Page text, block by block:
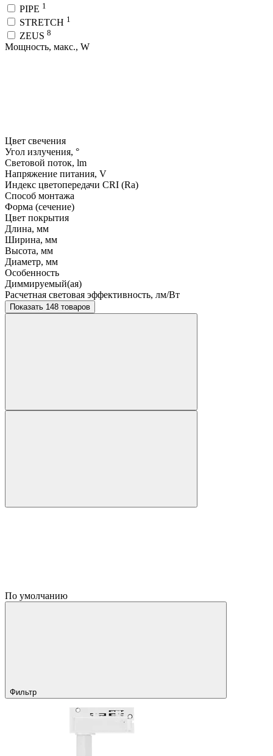
PIPE 1
STRETCH 1
ZEUS 8
Мощность, макс., W
Цвет свечения
Угол излучения, °
Световой поток, lm
Напряжение питания, V
Индекс цветопередачи CRI (Ra)
Способ монтажа
Форма (сечение)
Цвет покрытия
Длина, мм
Ширина, мм
Высота, мм
Диаметр, мм
Особенность
Диммируемый(ая)
Расчетная световая эффективность, лм/Вт
Показать 148 товаров
По умолчанию
Фильтр